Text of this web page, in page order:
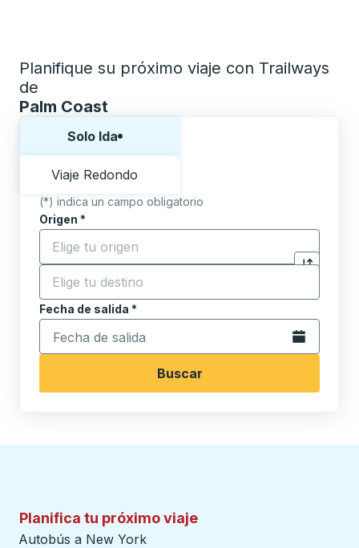
Planifique su próximo viaje con Trailways
de
Palm Coast
Solo Ida
Viaje Redondo
(*) indica un campo obligatorio
Origen *
Comience a escribir la ciudad de origen para abrir
Haga clic
Destino *
Comience a escribir la ciudad de destino para abrir
Fecha de salida *
Escriba la fecha en formato de fecha Barra diagonal
Abra el
Buscar
Planifica tu próximo viaje
Autobús a New York